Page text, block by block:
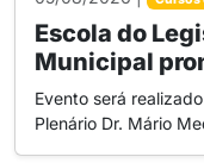
Escola do
Municipal
Evento será
Plenário Dr. Mário